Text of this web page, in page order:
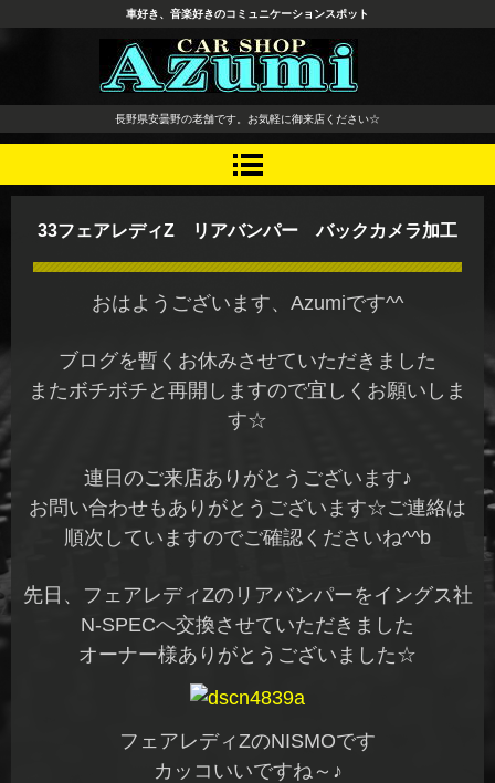
長野県 安曇野市 タイヤ ホ
イール デッドニング カーオ
ーディオ レカロシート
車好き、音楽好きのコミュニケーションスポット
長野県安曇野の老舗です。お気軽に御来店ください☆
33フェアレディZ リアバンパー バックカメラ加工
おはようございます、Azumiです^^
ブログを暫くお休みさせていただきました
またボチボチと再開しますので宜しくお願いしま
す☆
連日のご来店ありがとうございます♪
お問い合わせもありがとうございます☆ご連絡は
順次していますのでご確認くださいね^^b
先日、フェアレディZのリアバンパーをイングス社
N-SPECへ交換させていただきました
オーナー様ありがとうございました☆
フェアレディZのNISMOです
カッコいいですね～♪